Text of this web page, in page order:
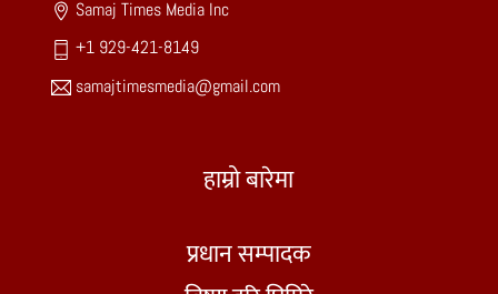
Samaj Times Media Inc
+1 929-421-8149
samajtimesmedia@gmail.com
हाम्रो बारेमा
प्रधान सम्पादक